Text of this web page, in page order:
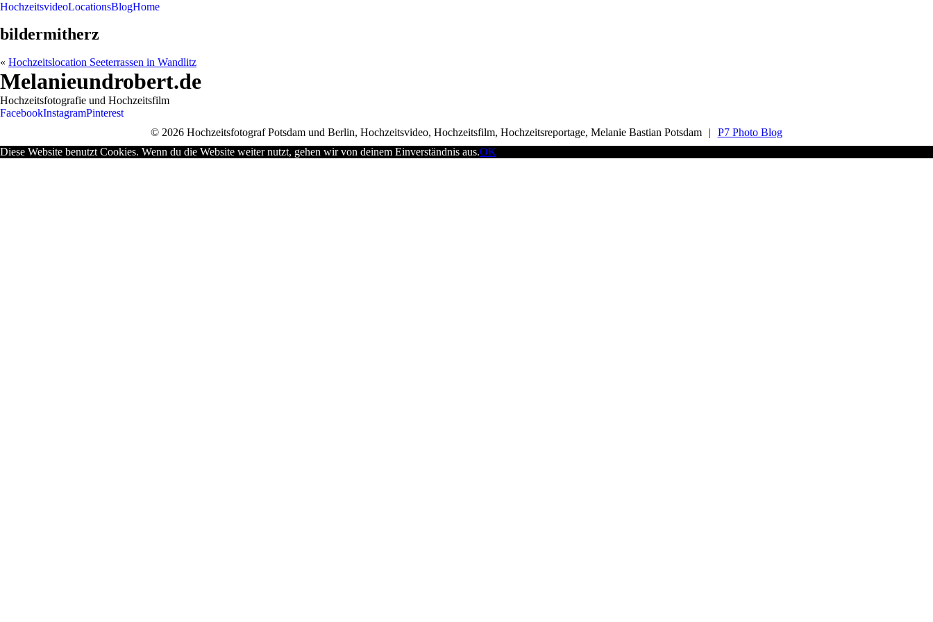
HochzeitsvideoLocationsBlogHome
bildermitherz
« Hochzeitslocation Seeterrassen in Wandlitz
Melanieundrobert.de
Hochzeitsfotografie und Hochzeitsfilm
FacebookInstagramPinterest
© 2026 Hochzeitsfotograf Potsdam und Berlin, Hochzeitsvideo, Hochzeitsfilm, Hochzeitsreportage, Melanie Bastian Potsdam
|
P7 Photo Blog
Diese Website benutzt Cookies. Wenn du die Website weiter nutzt, gehen wir von deinem Einverständnis aus.OK